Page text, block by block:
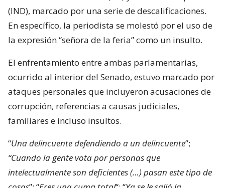
(IND), marcado por una serie de descalificaciones.
En específico, la periodista se molestó por el uso de
la expresión “señora de la feria” como un insulto.
El enfrentamiento entre ambas parlamentarias,
ocurrido al interior del Senado, estuvo marcado por
ataques personales que incluyeron acusaciones de
corrupción, referencias a causas judiciales,
familiares e incluso insultos.
“Una delincuente defendiendo a un delincuente”;
“Cuando la gente vota por personas que
intelectualmente son deficientes (…) pasan este tipo de